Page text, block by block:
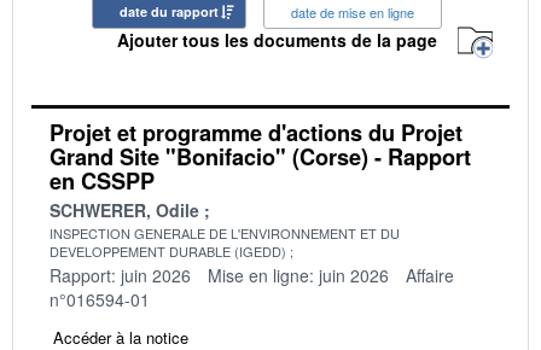
date du rapport date de mise en ligne
Ajouter tous les documents de la page
Projet et programme d'actions du Projet
Grand Site "Bonifacio" (Corse) - Rapport
en CSSPP
SCHWERER, Odile
INSPECTION GENERALE DE L'ENVIRONNEMENT ET DU
DEVELOPPEMENT DURABLE (IGEDD)
Rapport: juin 2026 Mise en ligne: juin 2026
Affaire
n°016594-01
Accéder à la notice